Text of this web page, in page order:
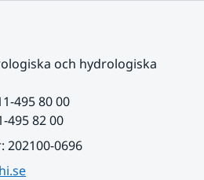
och hydrologiska
495 80 00
495 82 00
0696